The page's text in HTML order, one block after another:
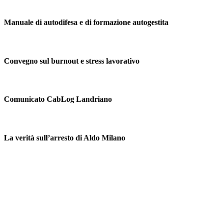
Manuale di autodifesa e di formazione autogestita
Convegno sul burnout e stress lavorativo
Comunicato CabLog Landriano
La verità sull’arresto di Aldo Milano